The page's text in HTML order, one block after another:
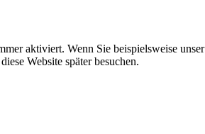
aktiviert. Wenn Sie beispielsweise
Website später besuchen.